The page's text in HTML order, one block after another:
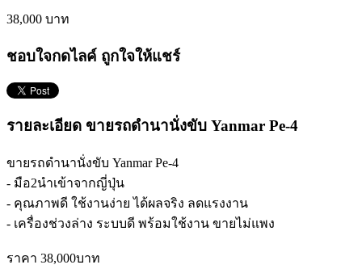
38,000 บาท
ชอบใจกดไลค์ ถูกใจให้แชร์
รายละเอียด ขายรถดำนานั่งขับ Yanmar Pe-4
ขายรถดำนานั่งขับ Yanmar Pe-4
- มือ2นำเข้าจากญี่ปุ่น
- คุณภาพดี ใช้งานง่าย ได้ผลจริง ลดแรงงาน
- เครื่องช่วงล่าง ระบบดี พร้อมใช้งาน ขายไม่แพง
ราคา 38,000บาท